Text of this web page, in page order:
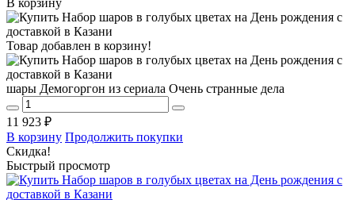
Товар добавлен в корзину!
шары Демогоргон из сериала Очень странные дела
11 923 ₽
В корзину Продолжить покупки
Скидка!
Быстрый просмотр